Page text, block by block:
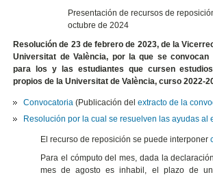
Presentación de recursos de
octubre de 2024
Resolución de 23 de febrero de 2023, de la
Universitat de València, por la que se
para los y las estudiantes que cursen
propios de la Universitat de València, curso 2022-
Convocatoria (Publicación delextracto de la
Resolución por la cual se resuelven las ayudas al
El recurso de reposición se puede interponer
Para el cómputo del mes, dada la
mes de agosto es inhabil, el plazo de